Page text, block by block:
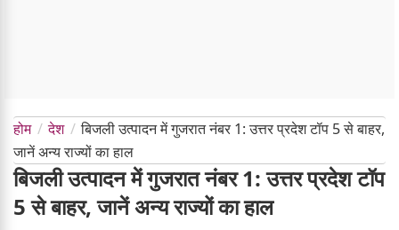
होम देश
बिजली उत्पादन में गुजरात नंबर 1: उत्तर प्रदेश टॉप 5 से बाहर,
जानें अन्य राज्यों का हाल
बिजली उत्पादन में गुजरात नंबर 1: उत्तर प्रदेश टॉप
5 से बाहर, जानें अन्य राज्यों का हाल